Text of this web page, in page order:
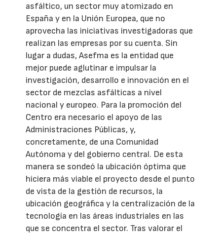
asfáltico, un sector muy atomizado en
España y en la Unión Europea, que no
aprovecha las iniciativas investigadoras que
realizan las empresas por su cuenta. Sin
lugar a dudas, Asefma es la entidad que
mejor puede aglutinar e impulsar la
investigación, desarrollo e innovación en el
sector de mezclas asfálticas a nivel
nacional y europeo. Para la promoción del
Centro era necesario el apoyo de las
Administraciones Públicas, y,
concretamente, de una Comunidad
Autónoma y del gobierno central. De esta
manera se sondeó la ubicación óptima que
hiciera más viable el proyecto desde el punto
de vista de la gestión de recursos, la
ubicación geográfica y la centralización de la
tecnología en las áreas industriales en las
que se concentra el sector. Tras valorar el